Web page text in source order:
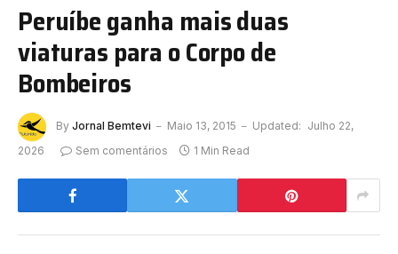
Peruíbe ganha mais duas
viaturas para o Corpo de
Bombeiros
By Jornal Bemtevi Maio 13, 2015 Updated: Julho 22,
2026
Sem comentários 1 Min Read